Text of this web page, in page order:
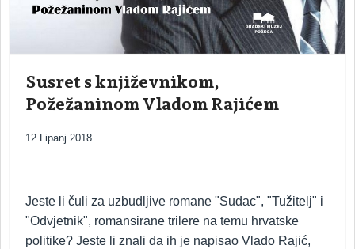
Susret s književnikom,
Požežaninom Vladom Rajićem
12 Lipanj 2018
Jeste li čuli za uzbudljive romane "Sudac", "Tužitelj" i
"Odvjetnik", romansirane trilere na temu hrvatske
politike? Jeste li znali da ih je napisao Vlado Rajić,